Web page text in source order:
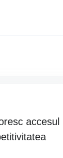
accesul